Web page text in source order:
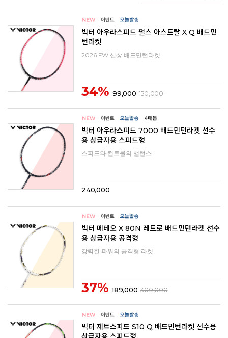
빅터 아우라스피드 펄스 아스트랄 X Q 배드민
턴라켓
2026 FW 신상 배드민턴라켓
34% 99,000 150,000
빅터 아우라스피드 7000 배드민턴라켓 선수
용 상급자용 스피드형
스피드와 컨트롤의 밸런스
240,000
빅터 메테오 X 80N 레트로 배드민턴라켓 선수
용 상급자용 공격형
강력한 파워의 공격형 라켓
37% 189,000 300,000
빅터 제트스피드 S10 Q 배드민턴라켓 선수용